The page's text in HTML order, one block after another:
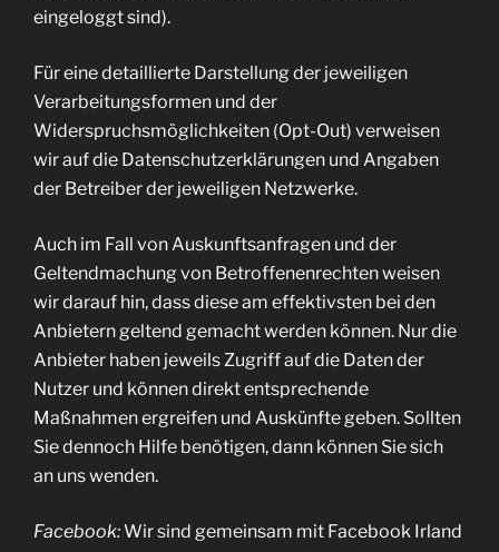
eingeloggt sind).
Für eine detaillierte Darstellung der jeweiligen
Verarbeitungsformen und der
Widerspruchsmöglichkeiten (Opt-Out) verweisen
wir auf die Datenschutzerklärungen und Angaben
der Betreiber der jeweiligen Netzwerke.
Auch im Fall von Auskunftsanfragen und der
Geltendmachung von Betroffenenrechten weisen
wir darauf hin, dass diese am effektivsten bei den
Anbietern geltend gemacht werden können. Nur die
Anbieter haben jeweils Zugriff auf die Daten der
Nutzer und können direkt entsprechende
Maßnahmen ergreifen und Auskünfte geben. Sollten
Sie dennoch Hilfe benötigen, dann können Sie sich
an uns wenden.
Facebook:Wir sind gemeinsam mit Facebook Irland